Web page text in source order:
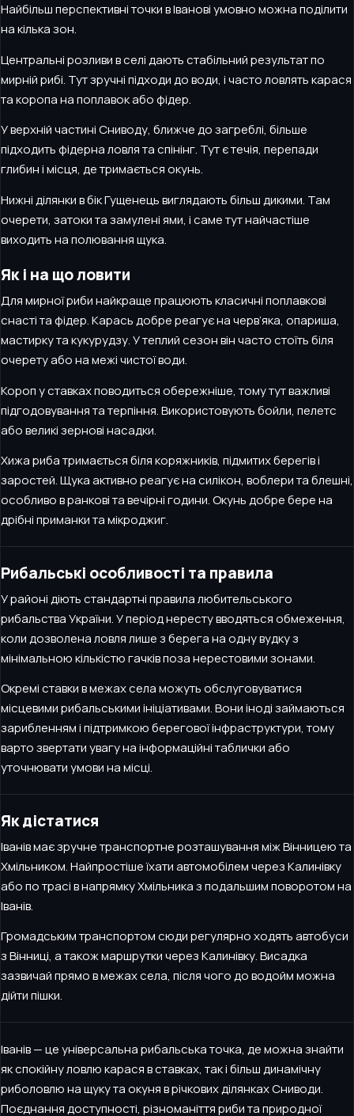
Найбільш перспективні точки в Іванові умовно можна поділити
на кілька зон.
Центральні розливи в селі дають стабільний результат по
мирній рибі. Тут зручні підходи до води, і часто ловлять карася
та коропа на поплавок або фідер.
У верхній частині Сниводу, ближче до загреблі, більше
підходить фідерна ловля та спінінг. Тут є течія, перепади
глибин і місця, де тримається окунь.
Нижні ділянки в бік Гущенець виглядають більш дикими. Там
очерети, затоки та замулені ями, і саме тут найчастіше
виходить на полювання щука.
Як і на що ловити
Для мирної риби найкраще працюють класичні поплавкові
снасті та фідер. Карась добре реагує на черв’яка, опариша,
мастирку та кукурудзу. У теплий сезон він часто стоїть біля
очерету або на межі чистої води.
Короп у ставках поводиться обережніше, тому тут важливі
підгодовування та терпіння. Використовують бойли, пелетс
або великі зернові насадки.
Хижа риба тримається біля коряжників, підмитих берегів і
заростей. Щука активно реагує на силікон, воблери та блешні,
особливо в ранкові та вечірні години. Окунь добре бере на
дрібні приманки та мікроджиг.
Рибальські особливості та правила
У районі діють стандартні правила любительського
рибальства України. У період нересту вводяться обмеження,
коли дозволена ловля лише з берега на одну вудку з
мінімальною кількістю гачків поза нерестовими зонами.
Окремі ставки в межах села можуть обслуговуватися
місцевими рибальськими ініціативами. Вони іноді займаються
зарибленням і підтримкою берегової інфраструктури, тому
варто звертати увагу на інформаційні таблички або
уточнювати умови на місці.
Як дістатися
Іванів має зручне транспортне розташування між Вінницею та
Хмільником. Найпростіше їхати автомобілем через Калинівку
або по трасі в напрямку Хмільника з подальшим поворотом на
Іванів.
Громадським транспортом сюди регулярно ходять автобуси
з Вінниці, а також маршрутки через Калинівку. Висадка
зазвичай прямо в межах села, після чого до водойм можна
дійти пішки.
Іванів — це універсальна рибальська точка, де можна знайти
як спокійну ловлю карася в ставках, так і більш динамічну
риболовлю на щуку та окуня в річкових ділянках Сниводи.
Поєднання доступності, різноманіття риби та природної